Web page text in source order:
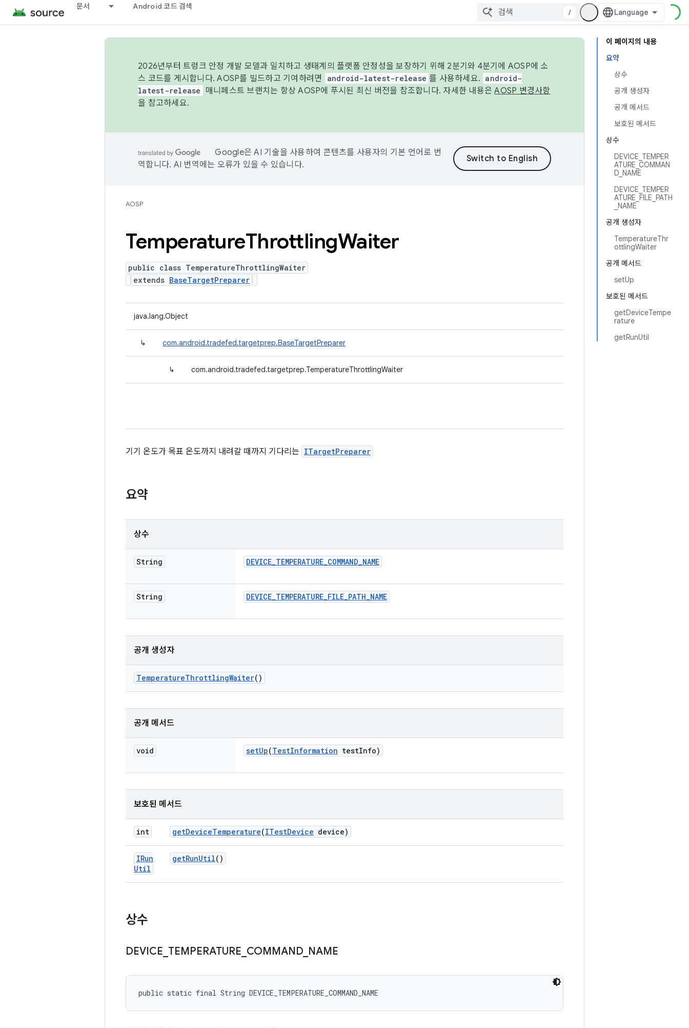
문서 Android 코드 검색
/
이 페이지의 내용
요약
상수
공개 생성자
공개 메서드
보호된 메서드
상수
DEVICE_TEMPER
ATURE_COMMAN
D_NAME
DEVICE_TEMPER
ATURE_FILE_PATH
_NAME
공개 생성자
TemperatureThr
ottlingWaiter
공개 메서드
setUp
보호된 메서드
getDeviceTempe
rature
getRunUtil
2026년부터 트렁크 안정 개발 모델과 일치하고 생태계의 플랫폼 안정성을 보장하기 위해 2분기와 4분기에 AOSP에 소
스 코드를 게시합니다. AOSP를 빌드하고 기여하려면
android-latest-release 를 사용하세요. android-
latest-release
매니페스트 브랜치는 항상 AOSP에 푸시된 최신 버전을 참조합니다. 자세한 내용은AOSP 변경사항
을 참고하세요.
Google은 AI 기술을 사용하여 콘텐츠를 사용자의 기본 언어로 번
역합니다. AI 번역에는 오류가 있을 수 있습니다.
AOSP
TemperatureThrottlingWaiter
public class TemperatureThrottlingWaiter
extends BaseTargetPreparer
java.lang.Object
↳ com.android.tradefed.targetprep.BaseTargetPreparer
↳ com.android.tradefed.targetprep.TemperatureThrottlingWaiter
기기 온도가 목표 온도까지 내려갈 때까지 기다리는 ITargetPreparer
요약
상수
String DEVICE_TEMPERATURE_COMMAND_NAME
String DEVICE_TEMPERATURE_FILE_PATH_NAME
공개 생성자
TemperatureThrottlingWaiter()
공개 메서드
void setUp(TestInformation testInfo)
보호된 메서드
int getDeviceTemperature(ITestDevice device)
IRun
Util
getRunUtil()
상수
DEVICE TEMPERATURE COMMAND NAME
public static final String DEVICE_TEMPERATURE_COMMAND_NAME